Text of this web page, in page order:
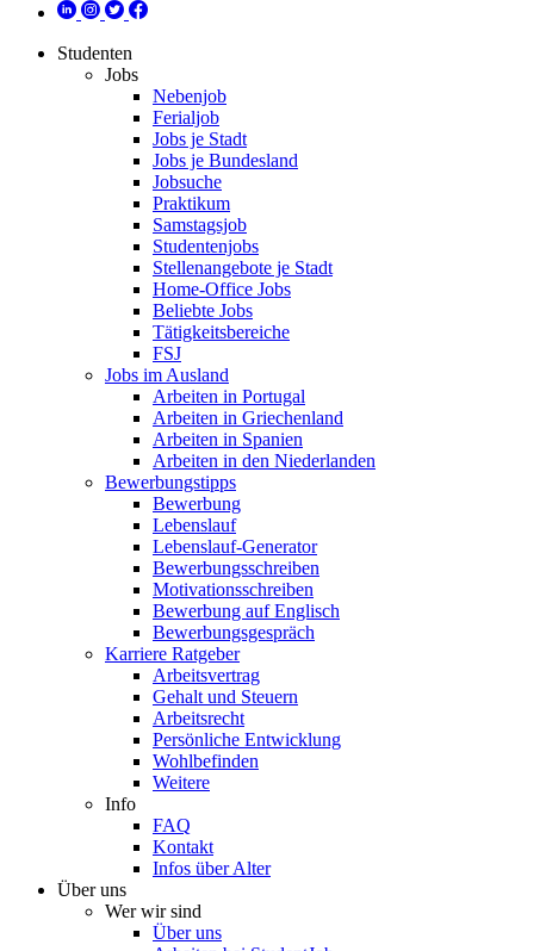
Studenten
Jobs
Nebenjob
Ferialjob
Jobs je Stadt
Jobs je Bundesland
Jobsuche
Praktikum
Samstagsjob
Studentenjobs
Stellenangebote je Stadt
Home-Office Jobs
Beliebte Jobs
Tätigkeitsbereiche
FSJ
Jobs im Ausland
Arbeiten in Portugal
Arbeiten in Griechenland
Arbeiten in Spanien
Arbeiten in den Niederlanden
Bewerbungstipps
Bewerbung
Lebenslauf
Lebenslauf-Generator
Bewerbungsschreiben
Motivationsschreiben
Bewerbung auf Englisch
Bewerbungsgespräch
Karriere Ratgeber
Arbeitsvertrag
Gehalt und Steuern
Arbeitsrecht
Persönliche Entwicklung
Wohlbefinden
Weitere
Info
FAQ
Kontakt
Infos über Alter
Über uns
Wer wir sind
Über uns